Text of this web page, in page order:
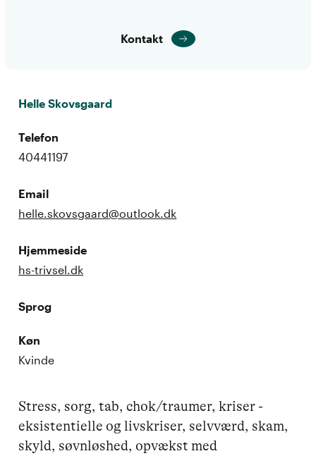
Kontakt
Helle Skovsgaard
Telefon
40441197
Email
helle.skovsgaard@outlook.dk
Hjemmeside
hs-trivsel.dk
Sprog
Køn
Kvinde
Stress, sorg, tab, chok/traumer, kriser -
eksistentielle og livskriser, selvværd, skam,
skyld, søvnløshed, opvækst med